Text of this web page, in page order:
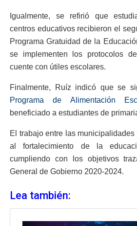
Igualmente, se refirió que
centros educativos recibieron el
Programa Gratuidad de la
se implementen los protocolos
cuente con útiles escolares.
Finalmente, Ruíz indicó que se
Programa de Alimentación
beneficiado a estudiantes de
El trabajo entre las
al fortalecimiento de la
cumpliendo con los objetivos
General de Gobierno 2020-2024.
Lea también: